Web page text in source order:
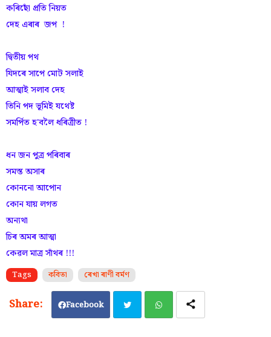
কৰিছোঁ প্ৰতি নিয়ত
দেহ এৰাৰ জপ !
দ্বিতীয় পথ
যিদৰে সাপে মোট সলাই
আত্মাই সলাব দেহ
তিনি পদ ভূমিই যথেষ্ট
সমৰ্পিত হ'বলৈ ধৰিত্ৰীত !
ধন জন পুত্ৰ পৰিবাৰ
সমস্ত অসাৰ
কোননো আপোন
কোন যায় লগত
অন্যথা
চিৰ অমৰ আত্মা
কেৱল মাত্ৰ সাঁথৰ !!!
Tags কবিতা ৰেখা ৰাণী বৰ্মণ
Facebook